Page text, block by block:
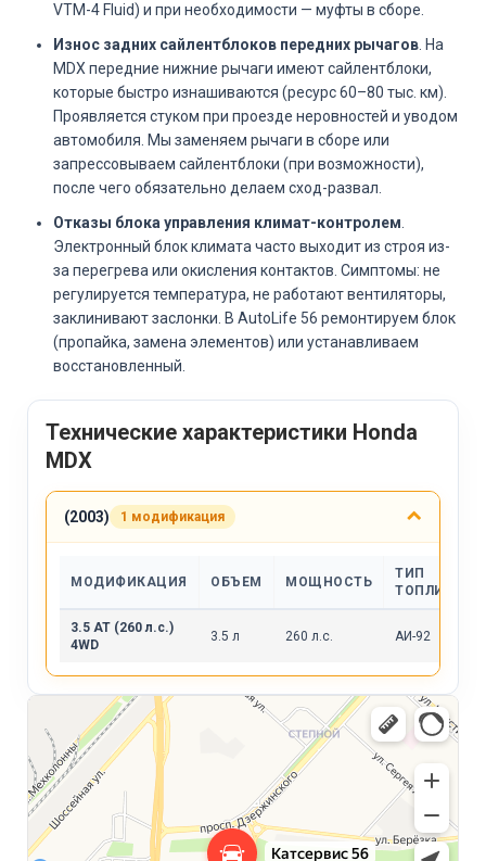
VTM-4 Fluid) и при необходимости — муфты в сборе.
Износ задних сайлентблоков передних рычагов . На
MDX передние нижние рычаги имеют сайлентблоки,
которые быстро изнашиваются (ресурс 60–80 тыс. км).
Проявляется стуком при проезде неровностей и уводом
автомобиля. Мы заменяем рычаги в сборе или
запрессовываем сайлентблоки (при возможности),
после чего обязательно делаем сход-развал.
Отказы блока управления климат-контролем
Электронный блок климата часто выходит из строя из-
за перегрева или окисления контактов. Симптомы: не
регулируется температура, не работают вентиляторы,
заклинивают заслонки. В AutoLife 56 ремонтируем блок
(пропайка, замена элементов) или устанавливаем
восстановленный.
Технические характеристики Honda
MDX
(2003) 1 модификация
МОДИФИКАЦИЯ ОБЪЕМ МОЩНОСТЬ
ТИП
ТОПЛИВА
3.5 AT (260 л.с.)
4WD
3.5 л 260 л.с. АИ-92